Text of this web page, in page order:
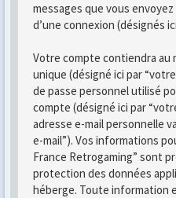
messages que vous
d’une connexion (désignés
Votre compte contiendra au
unique (désigné ici par
de passe personnel utilisé
compte (désigné ici par
adresse e-mail personnelle
e-mail”). Vos informations
France Retrogaming” sont
protection des données
héberge. Toute information